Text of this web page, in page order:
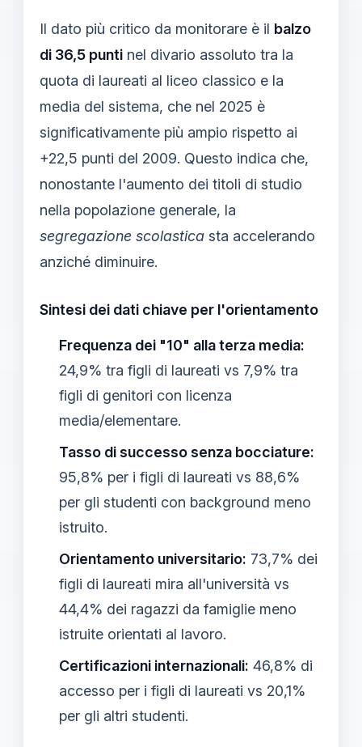
Il dato più critico da monitorare è il balzo
di 36,5 punti nel divario assoluto tra la
quota di laureati al liceo classico e la
media del sistema, che nel 2025 è
significativamente più ampio rispetto ai
+22,5 punti del 2009. Questo indica che,
nonostante l'aumento dei titoli di studio
nella popolazione generale, la
segregazione scolastica sta accelerando
anziché diminuire.
Sintesi dei dati chiave per l'orientamento
Frequenza dei "10" alla terza media:
24,9% tra figli di laureati vs 7,9% tra
figli di genitori con licenza
media/elementare.
Tasso di successo senza bocciature:
95,8% per i figli di laureati vs 88,6%
per gli studenti con background meno
istruito.
Orientamento universitario: 73,7% dei
figli di laureati mira all'università vs
44,4% dei ragazzi da famiglie meno
istruite orientati al lavoro.
Certificazioni internazionali: 46,8% di
accesso per i figli di laureati vs 20,1%
per gli altri studenti.